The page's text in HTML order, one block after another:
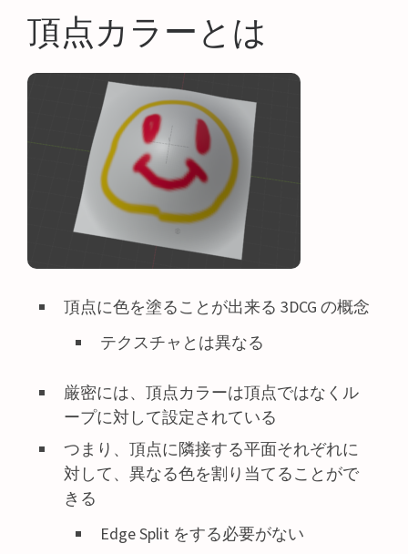
頂点カラーとは
頂点に色を塗ることが出来る 3DCG の概念
テクスチャとは異なる
厳密には、頂点カラーは頂点ではなくル
ープに対して設定されている
つまり、頂点に隣接する平面それぞれに
対して、異なる色を割り当てることがで
きる
Edge Split をする必要がない